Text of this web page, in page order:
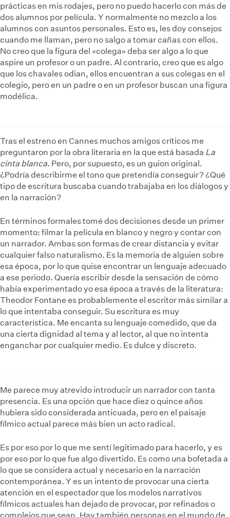
prácticas en mis rodajes, pero no puedo hacerlo con más de
dos alumnos por película. Y normalmente no mezclo a los
alumnos con asuntos personales. Esto es, les doy consejos
cuando me llaman, pero no salgo a tomar cañas con ellos.
No creo que la figura del «colega» deba ser algo a lo que
aspire un profesor o un padre. Al contrario, creo que es algo
que los chavales odian, ellos encuentran a sus colegas en el
colegio, pero en un padre o en un profesor buscan una figura
modélica.
Tras el estreno en Cannes muchos amigos críticos me
preguntaron por la obra literaria en la que está basada La
cinta blanca. Pero, por supuesto, es un guion original.
¿Podría describirme el tono que pretendía conseguir? ¿Qué
tipo de escritura buscaba cuando trabajaba en los diálogos y
en la narración?
En términos formales tomé dos decisiones desde un primer
momento: filmar la película en blanco y negro y contar con
un narrador. Ambas son formas de crear distancia y evitar
cualquier falso naturalismo. Es la memoria de alguien sobre
esa época, por lo que quise encontrar un lenguaje adecuado
a ese periodo. Quería escribir desde la sensación de cómo
había experimentado yo esa época a través de la literatura:
Theodor Fontane es probablemente el escritor más similar a
lo que intentaba conseguir. Su escritura es muy
característica. Me encanta su lenguaje comedido, que da
una cierta dignidad al tema y al lector, al que no intenta
enganchar por cualquier medio. Es dulce y discreto.
Me parece muy atrevido introducir un narrador con tanta
presencia. Es una opción que hace diez o quince años
hubiera sido considerada anticuada, pero en el paisaje
fílmico actual parece más bien un acto radical.
Es por eso por lo que me sentí legitimado para hacerlo, y es
por eso por lo que fue algo divertido. Es como una bofetada a
lo que se considera actual y necesario en la narración
contemporánea. Y es un intento de provocar una cierta
atención en el espectador que los modelos narrativos
fílmicos actuales han dejado de provocar, por refinados o
complejos que sean. Hay también personas en el mundo de